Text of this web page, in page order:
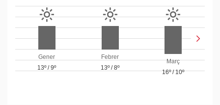
Gener
13º/9º
Febrer
13º/8º
Març
16º/10º